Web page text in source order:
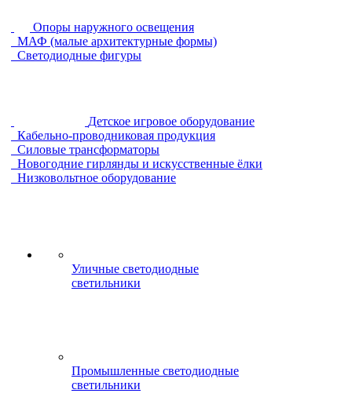
Опоры наружного освещения
МАФ (малые архитектурные формы)
Светодиодные фигуры
Детское игровое оборудование
Кабельно-проводниковая продукция
Силовые трансформаторы
Новогодние гирлянды и искусственные ёлки
Низковольтное оборудование
Уличные светодиодные
светильники
Промышленные светодиодные
светильники